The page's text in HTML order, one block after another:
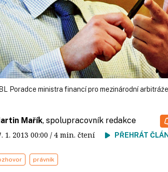
Poradce ministra financí pro mezinárodní arbitráže
Mařík, spolupracovník redakce
1. 2013 00:00 / 4 min. čtení PŘEHRÁT
právník